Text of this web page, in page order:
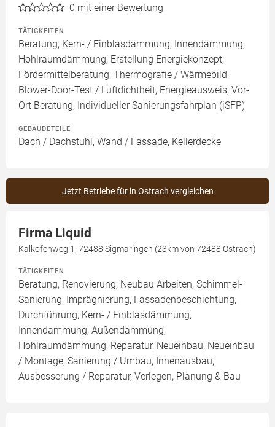
0 mit einer Bewertung
TÄTIGKEITEN
Beratung, Kern- / Einblasdämmung, Innendämmung,
Hohlraumdämmung, Erstellung Energiekonzept,
Fördermittelberatung, Thermografie / Wärmebild,
Blower-Door-Test / Luftdichtheit, Energieausweis, Vor-
Ort Beratung, Individueller Sanierungsfahrplan (iSFP)
GEBÄUDETEILE
Dach / Dachstuhl, Wand / Fassade, Kellerdecke
Jetzt Betriebe für in Ostrach vergleichen
Firma Liquid
Kalkofenweg 1, 72488 Sigmaringen (23km von 72488 Ostrach)
TÄTIGKEITEN
Beratung, Renovierung, Neubau Arbeiten, Schimmel-
Sanierung, Imprägnierung, Fassadenbeschichtung,
Durchführung, Kern- / Einblasdämmung,
Innendämmung, Außendämmung,
Hohlraumdämmung, Reparatur, Neueinbau, Neueinbau
/ Montage, Sanierung / Umbau, Innenausbau,
Ausbesserung / Reparatur, Verlegen, Planung & Bau